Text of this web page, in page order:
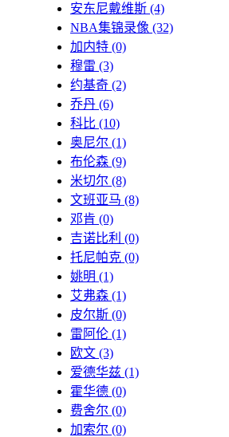
安东尼戴维斯 (4)
NBA集锦录像 (32)
加内特 (0)
穆雷 (3)
约基奇 (2)
乔丹 (6)
科比 (10)
奥尼尔 (1)
布伦森 (9)
米切尔 (8)
文班亚马 (8)
邓肯 (0)
吉诺比利 (0)
托尼帕克 (0)
姚明 (1)
艾弗森 (1)
皮尔斯 (0)
雷阿伦 (1)
欧文 (3)
爱德华兹 (1)
霍华德 (0)
费舍尔 (0)
加索尔 (0)